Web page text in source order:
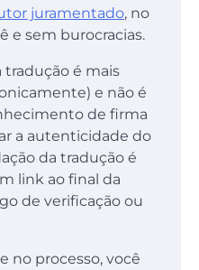
juramentado, no
e sem burocracias.
tradução é mais
e não é
de firma
a autenticidade do
da tradução é
link ao final da
de verificação ou
no processo, você